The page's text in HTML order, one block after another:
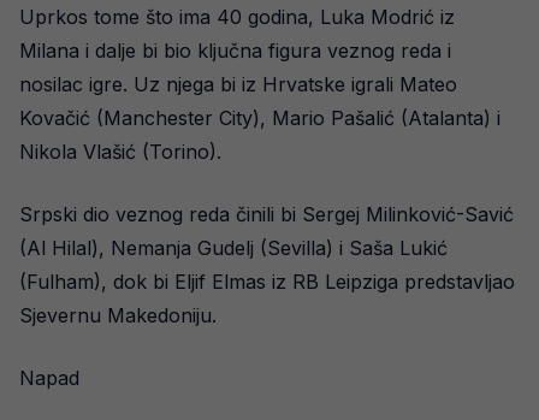
Uprkos tome što ima 40 godina, Luka Modrić iz
Milana i dalje bi bio ključna figura veznog reda i
nosilac igre. Uz njega bi iz Hrvatske igrali Mateo
Kovačić (Manchester City), Mario Pašalić (Atalanta) i
Nikola Vlašić (Torino).
Srpski dio veznog reda činili bi Sergej Milinković-Savić
(Al Hilal), Nemanja Gudelj (Sevilla) i Saša Lukić
(Fulham), dok bi Eljif Elmas iz RB Leipziga predstavljao
Sjevernu Makedoniju.
Napad